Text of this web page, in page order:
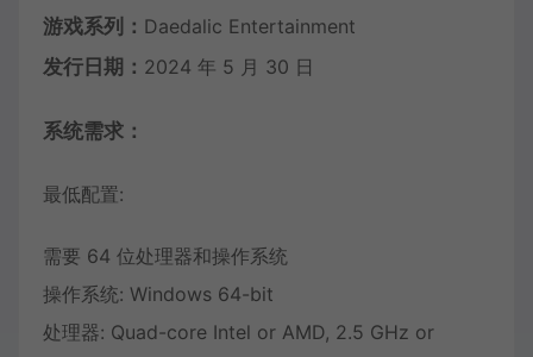
游戏系列： Daedalic Entertainment
发行日期： 2024 年 5 月 30 日
系统需求：
最低配置:
需要 64 位处理器和操作系统
操作系统: Windows 64-bit
处理器: Quad-core Intel or AMD, 2.5 GHz or